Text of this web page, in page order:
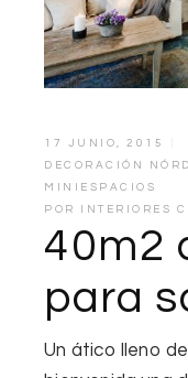
17 JUNIO, 2015
DECORACIÓN
MINIESPACIOS
POR
INTERIORES
40m2
para
Un ático lleno